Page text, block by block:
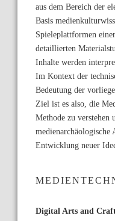
aus dem Bereich der
Basis
Spieleplattformen
detaillierten
Inhalte werden
Im Kontext der
Bedeutung der
Ziel ist es also, die
Methode zu verstehen
medienarchäologische
Entwicklung neuer
Digital Arts and